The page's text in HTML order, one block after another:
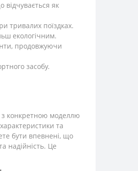
як
тривалих поїздках.
екологічним.
продовжуючи
засобу.
з конкретною моделлю
та
бути впевнені, що
надійність. Це